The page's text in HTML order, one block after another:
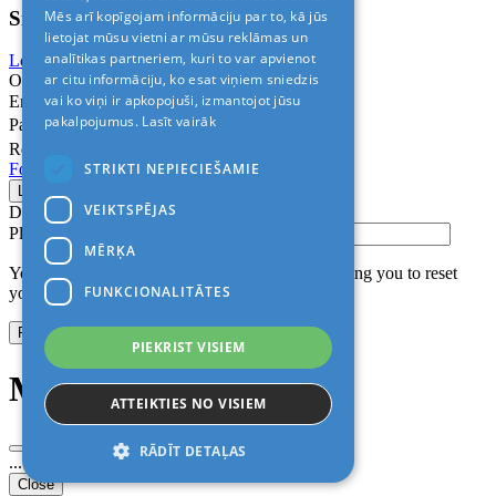
Sign In
Login with Facebook Login with Google
Or
Email
Password
Remember me
Forgot Password?
Don’t have an account?
Please confirm login email below
You will receive an email containing a link allowing you to reset
your password to a new preferred one.
Modal title
...
Close
Mēs arī kopīgojam informāciju par to, kā jūs
lietojat mūsu vietni ar mūsu reklāmas un
analītikas partneriem, kuri to var apvienot
ar citu informāciju, ko esat viņiem sniedzis
vai ko viņi ir apkopojuši, izmantojot jūsu
pakalpojumus. Lasīt vairāk
STRIKTI NEPIECIEŠAMIE
VEIKTSPĒJAS
MĒRĶA
FUNKCIONALITĀTES
PIEKRIST VISIEM
ATTEIKTIES NO VISIEM
RĀDĪT DETAĻAS